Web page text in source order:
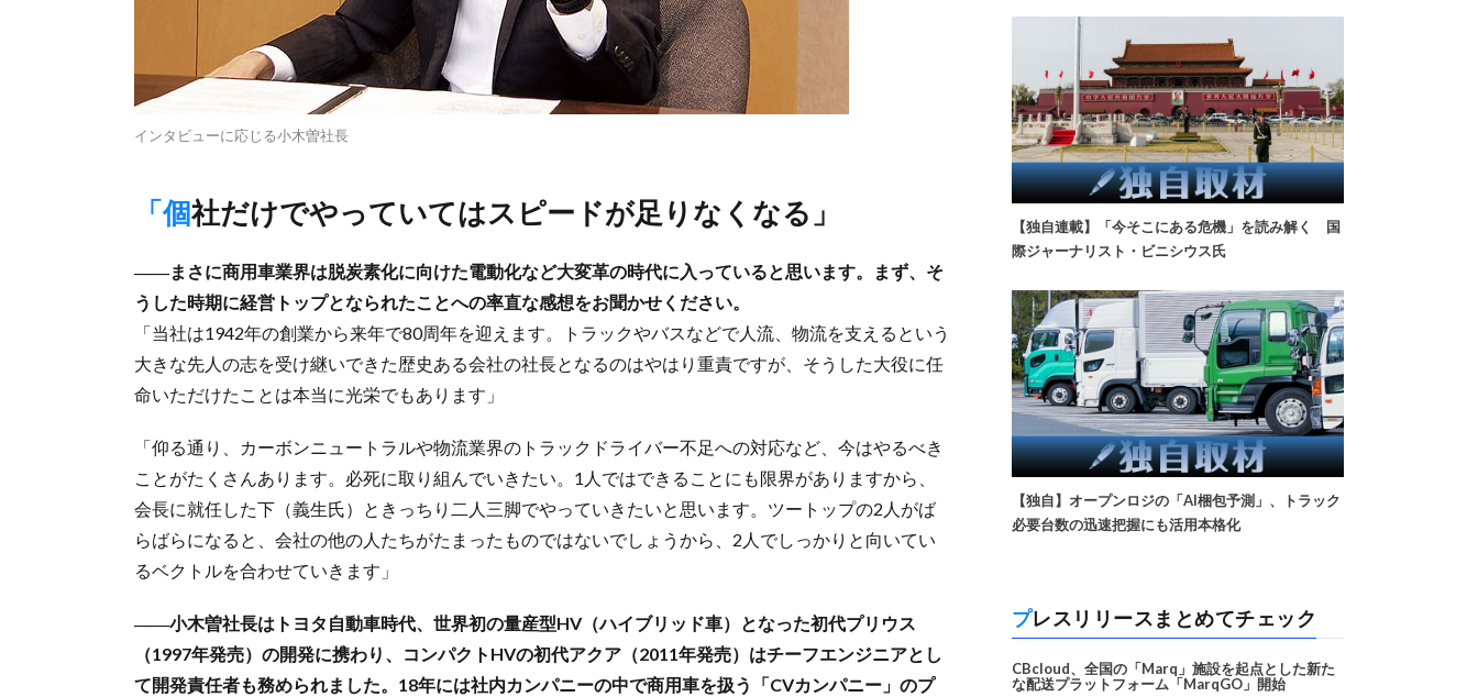
インタビューに応じる小木曽社長
「個社だけでやっていてはスピードが足りなくなる」
――まさに商用車業界は脱炭素化に向けた電動化など大変革の時代に入っていると思います。まず、そ
うした時期に経営トップとなられたことへの率直な感想をお聞かせください。
「当社は1942年の創業から来年で80周年を迎えます。トラックやバスなどで人流、物流を支えるという
大きな先人の志を受け継いできた歴史ある会社の社長となるのはやはり重責ですが、そうした大役に任
命いただけたことは本当に光栄でもあります」
「仰る通り、カーボンニュートラルや物流業界のトラックドライバー不足への対応など、今はやるべき
ことがたくさんあります。必死に取り組んでいきたい。1人ではできることにも限界がありますから、
会長に就任した下（義生氏）ときっちり二人三脚でやっていきたいと思います。ツートップの2人がば
らばらになると、会社の他の人たちがたまったものではないでしょうから、2人でしっかりと向いてい
るベクトルを合わせていきます」
――小木曽社長はトヨタ自動車時代、世界初の量産型HV（ハイブリッド車）となった初代プリウス
（1997年発売）の開発に携わり、コンパクトHVの初代アクア（2011年発売）はチーフエンジニアとし
て開発責任者も務められました。18年には社内カンパニーの中で商用車を扱う「CVカンパニー」のプ
【独自連載】「今そこにある危機」を読み解く 国
際ジャーナリスト・ビニシウス氏
【独自】オープンロジの「AI梱包予測」、トラック
必要台数の迅速把握にも活用本格化
プレスリリースまとめてチェック
CBcloud、全国の「Marq」施設を起点とした新た
な配送プラットフォーム「MarqGO」開始